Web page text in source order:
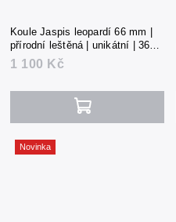
Koule Jaspis leopardí 66 mm |
přírodní leštěná | unikátní | 365 g
| Mexiko
1 100 Kč
Novinka